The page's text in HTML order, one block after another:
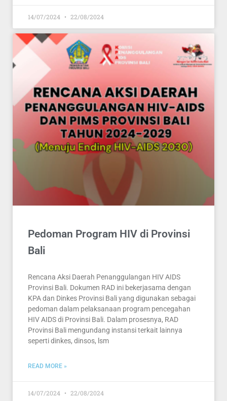
14/07/2024 22/08/2024
Pedoman Program HIV di Provinsi
Bali
Rencana Aksi Daerah Penanggulangan HIV AIDS
Provinsi Bali. Dokumen RAD ini bekerjasama dengan
KPA dan Dinkes Provinsi Bali yang digunakan sebagai
pedoman dalam pelaksanaan program pencegahan
HIV AIDS di Provinsi Bali. Dalam prosesnya, RAD
Provinsi Bali mengundang instansi terkait lainnya
seperti dinkes, dinsos, lsm
READ MORE »
14/07/2024 22/08/2024